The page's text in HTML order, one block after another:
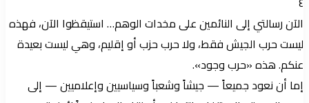
الآن رسالتي إلى النائمين على مخدات الوهم… استيقظوا الآن، فهذه
ليست حرب الجيش فقط، ولا حرب حزب أو إقليم، وهي ليست بعيدة
عنكم. هذه «حرب وجود».
إما أن نعود جميعاً — جيشاً وشعباً وسياسيين وإعلاميين — إلى